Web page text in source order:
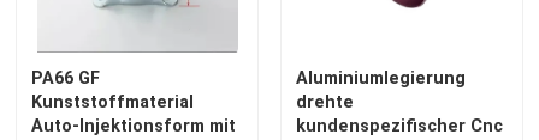
PA66 GF
Kunststoffmaterial
Auto-Injektionsform mit
Aluminiumlegierung
drehte
kundenspezifischer Cnc